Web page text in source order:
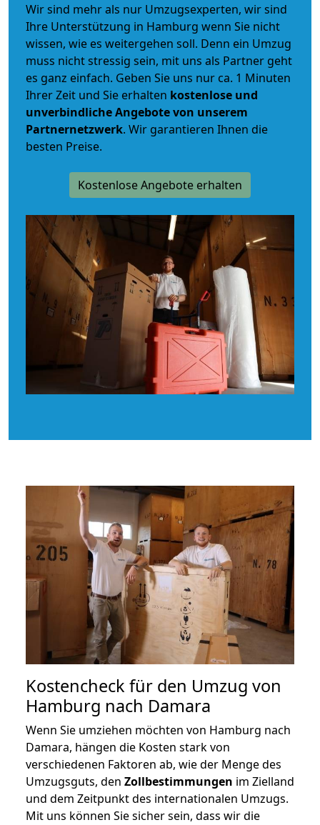
Wir sind mehr als nur Umzugsexperten, wir sind
Ihre Unterstützung in Hamburg wenn Sie nicht
wissen, wie es weitergehen soll. Denn ein Umzug
muss nicht stressig sein, mit uns als Partner geht
es ganz einfach. Geben Sie uns nur ca. 1 Minuten
Ihrer Zeit und Sie erhalten kostenlose und
unverbindlicheAngebote von unserem
Partnernetzwerk. Wir garantieren Ihnen die
besten Preise.
Kostenlose Angebote erhalten
Kostencheck für den Umzug von
Hamburg nach Damara
Wenn Sie umziehen möchten von Hamburg nach
Damara, hängen die Kosten stark von
verschiedenen Faktoren ab, wie der Menge des
Umzugsguts, den Zollbestimmungen im Zielland
und dem Zeitpunkt des internationalen Umzugs.
Mit uns können Sie sicher sein, dass wir die